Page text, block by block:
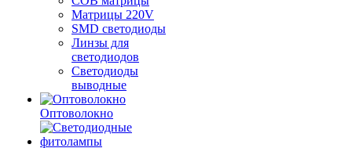
Матрицы 220V
SMD светодиоды
Линзы для
светодиодов
Светодиоды
выводные
Оптоволокно